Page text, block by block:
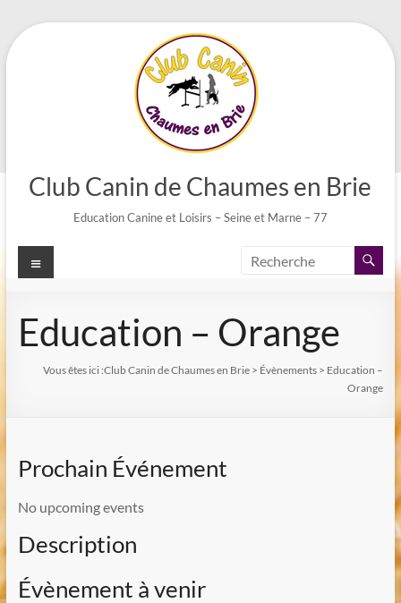
Aller
au
Club Canin de Chaumes en Brie
Education Canine et Loisirs – Seine et Marne – 77
Menu
Education – Orange
Vous êtes ici :Club Canin de Chaumes en Brie > Évènements > Education –
Orange
Prochain Événement
No upcoming events
Description
Évènement à venir